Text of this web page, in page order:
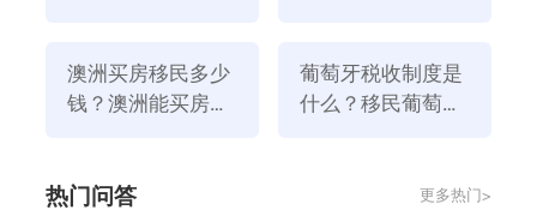
以上就是为大家分享的加拿大移民的内容了，如果想要
澳洲买房移民多少
钱？澳洲能买房移
葡萄牙税收制度是
什么？移民葡萄牙
热门问答 更多热门>